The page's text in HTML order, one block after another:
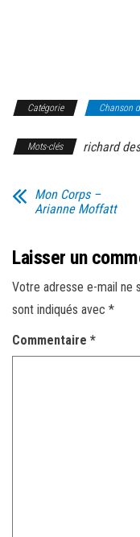
Catégorie Chanson
Mots-clés richard
Mon Corps –
Arianne Moffatt
Laisser un
Votre adresse e-mail ne
sont indiqués avec *
Commentaire *